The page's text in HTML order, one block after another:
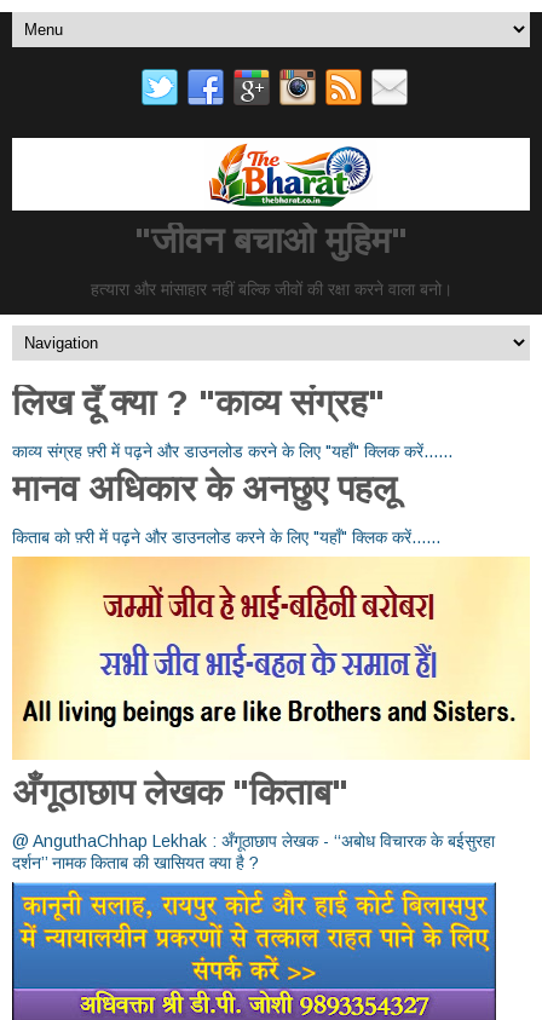
"जीवन बचाओ मुहिम"
हत्यारा और मांसाहार नहीं बल्कि जीवों की रक्षा करने वाला बनो।
लिख दूँ क्या ? "काव्य संग्रह"
काव्य संग्रह फ़्री में पढ़ने और डाउनलोड करने के लिए "यहाँ" क्लिक करें......
मानव अधिकार के अनछुए पहलू
किताब को फ़्री में पढ़ने और डाउनलोड करने के लिए "यहाँ" क्लिक करें......
अँगूठाछाप लेखक "किताब"
@ AnguthaChhap Lekhak : अँगूठाछाप लेखक - ‘‘अबोध विचारक के बईसुरहा
दर्शन’’ नामक किताब की खासियत क्या है ?